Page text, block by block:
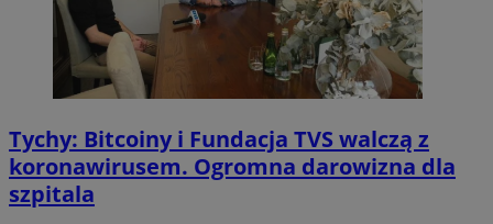
Tychy: Bitcoiny i Fundacja TVS walczą z
koronawirusem. Ogromna darowizna dla
szpitala